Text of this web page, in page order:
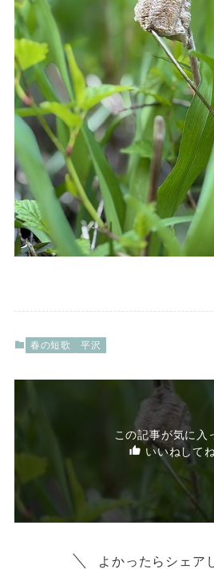
春の短歌 平沢
この記事が気に入
いいねしてね
よかったらシェア